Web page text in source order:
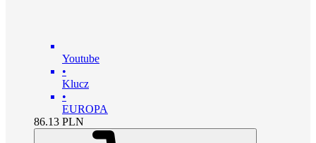
Youtube
•
Klucz
•
EUROPA
86.13 PLN